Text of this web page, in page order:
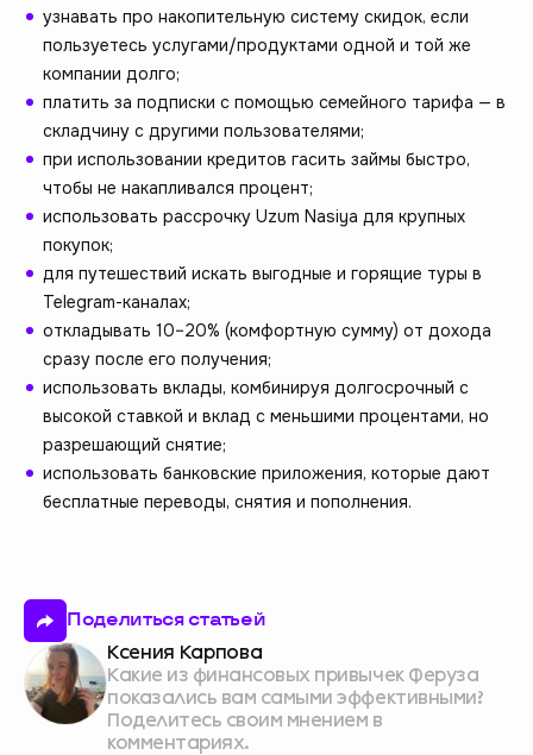
узнавать про накопительную систему скидок, если
пользуетесь услугами/продуктами одной и той же
компании долго;
платить за подписки с помощью семейного тарифа — в
складчину с другими пользователями;
при использовании кредитов гасить займы быстро,
чтобы не накапливался процент;
использовать рассрочку Uzum Nasiya для крупных
покупок;
для путешествий искать выгодные и горящие туры в
Telegram-каналах;
откладывать 10–20% (комфортную сумму) от дохода
сразу после его получения;
использовать вклады, комбинируя долгосрочный с
высокой ставкой и вклад с меньшими процентами, но
разрешающий снятие;
использовать банковские приложения, которые дают
бесплатные переводы, снятия и пополнения.
Поделиться статьей
Ксения Карпова
Какие из финансовых привычек Феруза
показались вам самыми эффективными?
Поделитесь своим мнением в
комментариях.